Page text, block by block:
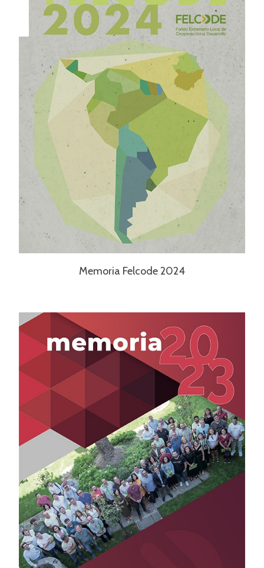
Memoria Felcode 2024